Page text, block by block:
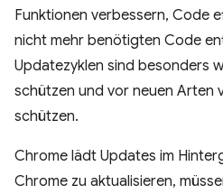
Funktionen verbessern, Code
nicht mehr benötigten Code
Updatezyklen sind besonders
schützen und vor neuen Arten
schützen.
Chrome lädt Updates im
Chrome zu aktualisieren,